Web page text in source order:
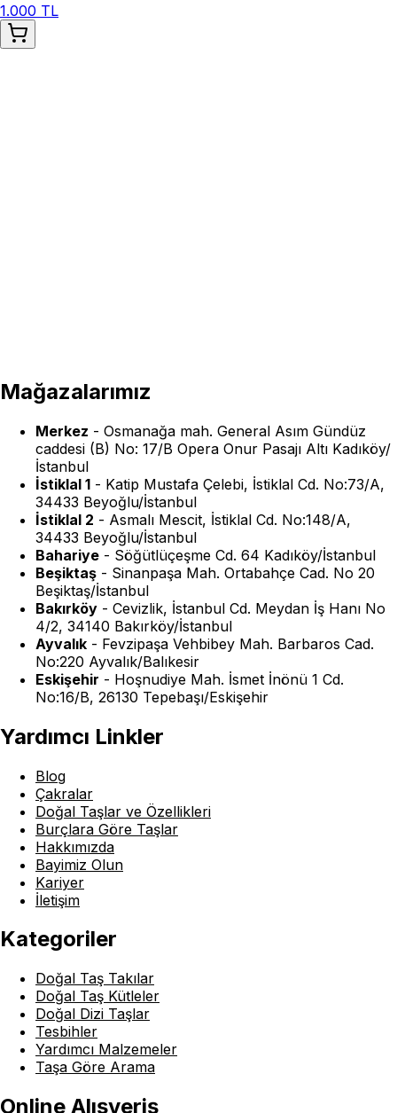
1.000 TL
Mağazalarımız
Merkez - Osmanağa mah. General Asım Gündüz
caddesi (B) No: 17/B Opera Onur Pasajı Altı Kadıköy/
İstanbul
İstiklal 1 - Katip Mustafa Çelebi, İstiklal Cd. No:73/A,
34433 Beyoğlu/İstanbul
İstiklal 2 - Asmalı Mescit, İstiklal Cd. No:148/A,
34433 Beyoğlu/İstanbul
Bahariye - Söğütlüçeşme Cd. 64 Kadıköy/İstanbul
Beşiktaş - Sinanpaşa Mah. Ortabahçe Cad. No 20
Beşiktaş/İstanbul
Bakırköy - Cevizlik, İstanbul Cd. Meydan İş Hanı No
4/2, 34140 Bakırköy/İstanbul
Ayvalık - Fevzipaşa Vehbibey Mah. Barbaros Cad.
No:220 Ayvalık/Balıkesir
Eskişehir - Hoşnudiye Mah. İsmet İnönü 1 Cd.
No:16/B, 26130 Tepebaşı/Eskişehir
Yardımcı Linkler
Blog
Çakralar
Doğal Taşlar ve Özellikleri
Burçlara Göre Taşlar
Hakkımızda
Bayimiz Olun
Kariyer
İletişim
Kategoriler
Doğal Taş Takılar
Doğal Taş Kütleler
Doğal Dizi Taşlar
Tesbihler
Yardımcı Malzemeler
Taşa Göre Arama
Online Alışveriş